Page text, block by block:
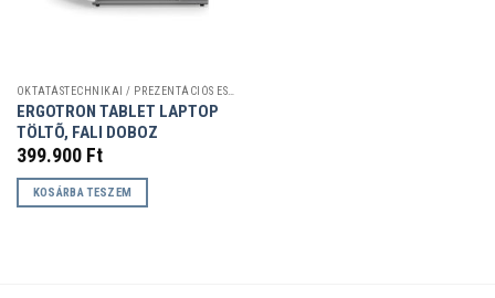
ERGOTRON TABLET LAPTOP
TÖLTÕ, FALI DOBOZ
399.900 Ft
KOSÁRBA TESZEM